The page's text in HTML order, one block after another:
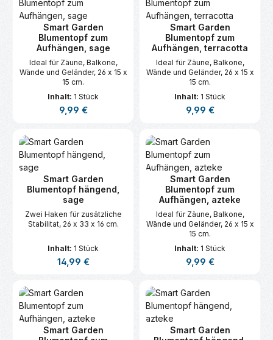
Smart Garden
Blumentopf zum
Aufhängen, sage
Ideal für Zäune, Balkone,
Wände und Geländer, 26 x 15 x
15 cm.
Inhalt: 1 Stück
Regulärer Preis:
9,99 €
Smart Garden
Blumentopf zum
Aufhängen, terracotta
Ideal für Zäune, Balkone,
Wände und Geländer, 26 x 15 x
15 cm.
Inhalt: 1 Stück
Regulärer Preis:
9,99 €
Smart Garden
Blumentopf hängend,
sage
Zwei Haken für zusätzliche
Stabilitat, 26 x 33 x 16 cm.
Inhalt: 1 Stück
Regulärer Preis:
14,99 €
Smart Garden
Blumentopf zum
Aufhängen, azteke
Ideal für Zäune, Balkone,
Wände und Geländer, 26 x 15 x
15 cm.
Inhalt: 1 Stück
Regulärer Preis:
9,99 €
Smart Garden
Smart Garden